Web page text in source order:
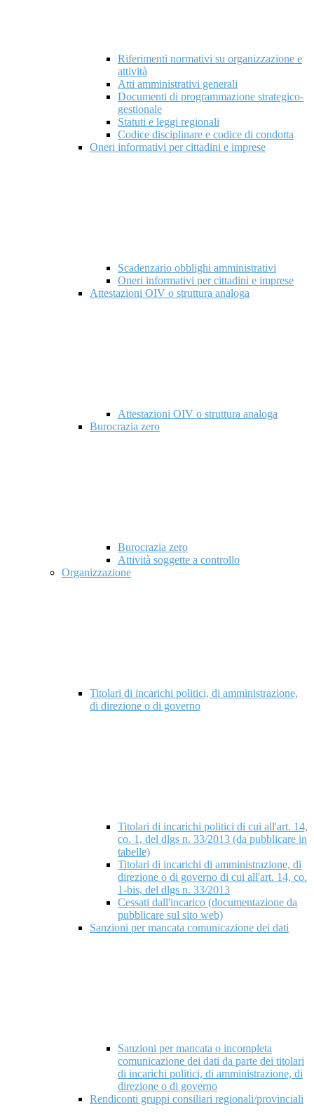
Riferimenti normativi su organizzazione e
attività
Atti amministrativi generali
Documenti di programmazione strategico-
gestionale
Statuti e leggi regionali
Codice disciplinare e codice di condotta
Oneri informativi per cittadini e imprese
Scadenzario obblighi amministrativi
Oneri informativi per cittadini e imprese
Attestazioni OIV o struttura analoga
Attestazioni OIV o struttura analoga
Burocrazia zero
Burocrazia zero
Attività soggette a controllo
Organizzazione
Titolari di incarichi politici, di amministrazione,
di direzione o di governo
Titolari di incarichi politici di cui all'art. 14,
co. 1, del dlgs n. 33/2013 (da pubblicare in
tabelle)
Titolari di incarichi di amministrazione, di
direzione o di governo di cui all'art. 14, co.
1-bis, del dlgs n. 33/2013
Cessati dall'incarico (documentazione da
pubblicare sul sito web)
Sanzioni per mancata comunicazione dei dati
Sanzioni per mancata o incompleta
comunicazione dei dati da parte dei titolari
di incarichi politici, di amministrazione, di
direzione o di governo
Rendiconti gruppi consiliari regionali/provinciali